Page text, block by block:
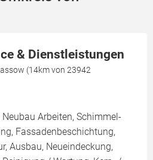
& Dienstleistungen
(14km von 23942
Arbeiten, Schimmel-
Fassadenbeschichtung,
Ausbau, Neueindeckung,